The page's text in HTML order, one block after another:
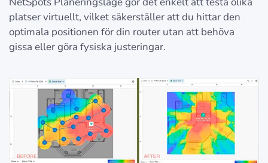
platser virtuellt, vilket säkerställer att du hittar den
optimala positionen för din router utan att behöva
gissa eller göra fysiska justeringar.